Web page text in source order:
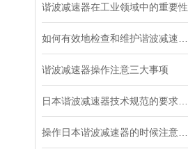
谐波减速器在工业领域中的重要性
谐波减速器操作注意三大事项